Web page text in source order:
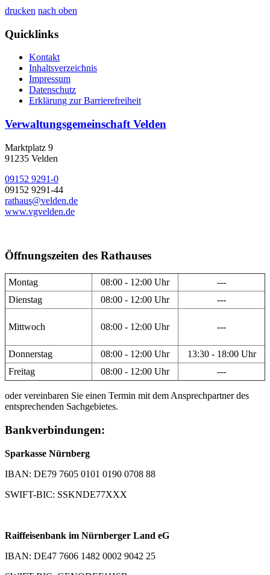
drucken nach oben
Quicklinks
Kontakt
Inhaltsverzeichnis
Impressum
Datenschutz
Erklärung zur Barrierefreiheit
Verwaltungsgemeinschaft Velden
Marktplatz 9
91235 Velden
09152 9291-0
09152 9291-44
rathaus@velden.de
www.vgvelden.de
Öffnungszeiten des Rathauses
Montag 08:00 - 12:00 Uhr
---
Dienstag
08:00 - 12:00 Uhr ---
Mittwoch 08:00 - 12:00 Uhr ---
Donnerstag 08:00 - 12:00 Uhr
13:30 - 18:00 Uhr
Freitag
08:00 - 12:00 Uhr ---
oder vereinbaren Sie einen Termin mit dem Ansprechpartner des
entsprechenden Sachgebietes.
Bankverbindungen:
Sparkasse Nürnberg
IBAN: DE79 7605 0101 0190 0708 88
SWIFT-BIC: SSKNDE77XXX
Raiffeisenbank im Nürnberger Land eG
IBAN: DE47 7606 1482 0002 9042 25